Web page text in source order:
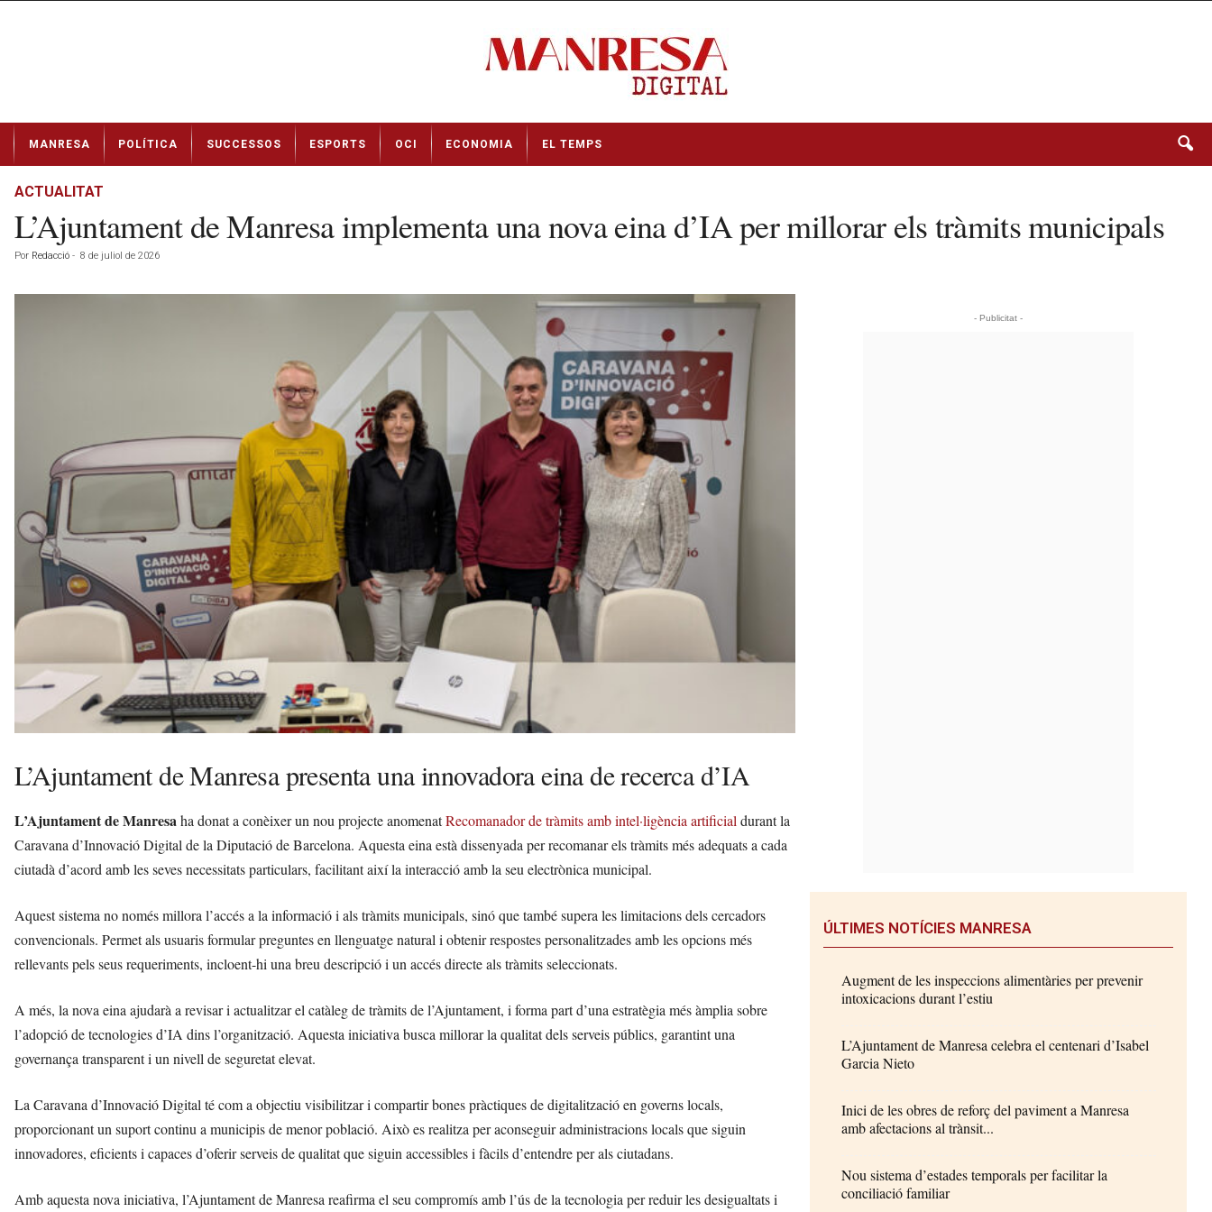
t
MANRESA POLÍTICA SUCCESSOS ESPORTS OCI ECONOMIA EL TEMPS
ACTUALITAT
L’Ajuntament de Manresa implementa una nova eina d’IA per millorar els tràmits municipals
Por Redacció - 8 de juliol de 2026
L’Ajuntament de Manresa presenta una innovadora eina de recerca d’IA
L’Ajuntament de Manresaha donat a conèixer un nou projecte anomenatRecomanador de tràmits amb intel·ligència artificialdurant la
Caravana d’Innovació Digital de la Diputació de Barcelona. Aquesta eina està dissenyada per recomanar els tràmits més adequats a cada
ciutadà d’acord amb les seves necessitats particulars, facilitant així la interacció amb la seu electrònica municipal.
Aquest sistema no només millora l’accés a la informació i als tràmits municipals, sinó que també supera les limitacions dels cercadors
convencionals. Permet als usuaris formular preguntes en llenguatge natural i obtenir respostes personalitzades amb les opcions més
rellevants pels seus requeriments, incloent-hi una breu descripció i un accés directe als tràmits seleccionats.
A més, la nova eina ajudarà a revisar i actualitzar el catàleg de tràmits de l’Ajuntament, i forma part d’una estratègia més àmplia sobre
l’adopció de tecnologies d’IA dins l’organització. Aquesta iniciativa busca millorar la qualitat dels serveis públics, garantint una
governança transparent i un nivell de seguretat elevat.
La Caravana d’Innovació Digital té com a objectiu visibilitzar i compartir bones pràctiques de digitalització en governs locals,
proporcionant un suport continu a municipis de menor població. Això es realitza per aconseguir administracions locals que siguin
innovadores, eficients i capaces d’oferir serveis de qualitat que siguin accessibles i fàcils d’entendre per als ciutadans.
Amb aquesta nova iniciativa, l’Ajuntament de Manresa reafirma el seu compromís amb l’ús de la tecnologia per reduir les desigualtats i
- Publicitat -
ÚLTIMES NOTÍCIES MANRESA
Augment de les inspeccions alimentàries per prevenir
intoxicacions durant l’estiu
L’Ajuntament de Manresa celebra el centenari d’Isabel
Garcia Nieto
Inici de les obres de reforç del paviment a Manresa
amb afectacions al trànsit...
Nou sistema d’estades temporals per facilitar la
conciliació familiar